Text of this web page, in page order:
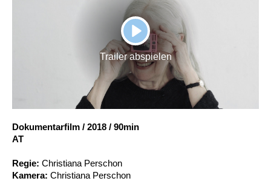
Filmpakete
Gutscheine
& Filmpässe
Account
PLAY
Trailer abspielen
Dokumentarfilm / 2018 / 90min
AT
Regie: Christiana Perschon
Kamera: Christiana Perschon